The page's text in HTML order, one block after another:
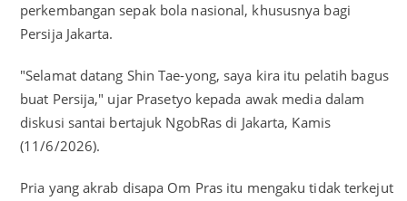
perkembangan sepak bola nasional, khususnya bagi
Persija Jakarta.
"Selamat datang Shin Tae-yong, saya kira itu pelatih bagus
buat Persija," ujar Prasetyo kepada awak media dalam
diskusi santai bertajuk NgobRas di Jakarta, Kamis
(11/6/2026).
Pria yang akrab disapa Om Pras itu mengaku tidak terkejut